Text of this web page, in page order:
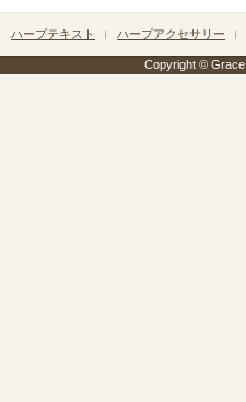
ハープテキスト ハープアクセサリー
Copyright © Grace